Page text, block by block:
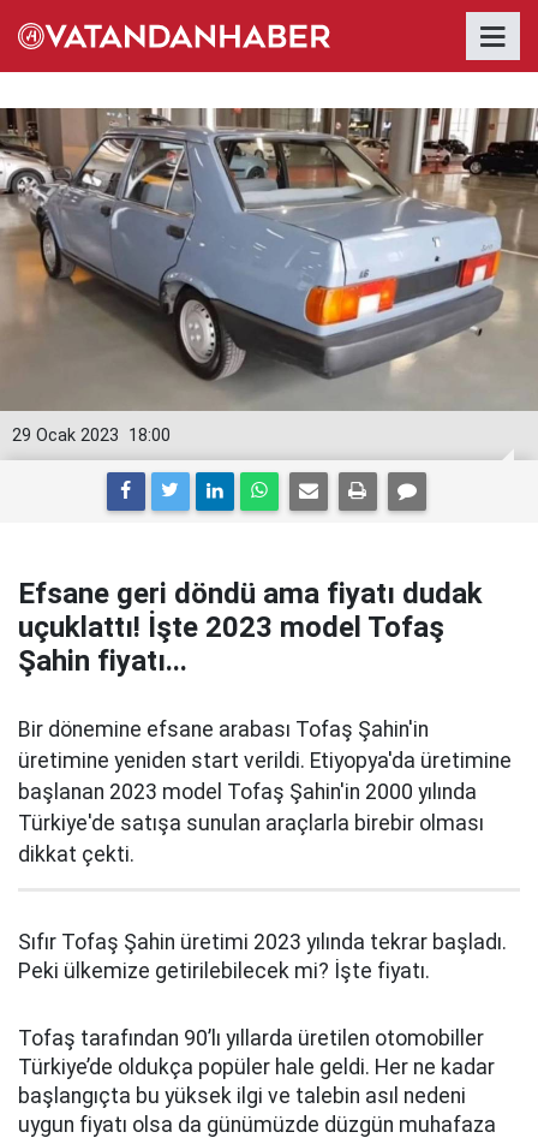
18:00
29 Ocak 2023
Efsane geri döndü ama fiyatı dudak
uçuklattı! İşte 2023 model Tofaş
Şahin fiyatı...
Bir dönemine efsane arabası Tofaş Şahin'in
üretimine yeniden start verildi. Etiyopya'da üretimine
başlanan 2023 model Tofaş Şahin'in 2000 yılında
Türkiye'de satışa sunulan araçlarla birebir olması
dikkat çekti.
Sıfır Tofaş Şahin üretimi 2023 yılında tekrar başladı.
Peki ülkemize getirilebilecek mi? İşte fiyatı.
Tofaş tarafından 90’lı yıllarda üretilen otomobiller
Türkiye’de oldukça popüler hale geldi. Her ne kadar
başlangıçta bu yüksek ilgi ve talebin asıl nedeni
uygun fiyatı olsa da günümüzde düzgün muhafaza